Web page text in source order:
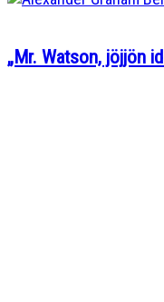
„Mr. Watson, jöjjön